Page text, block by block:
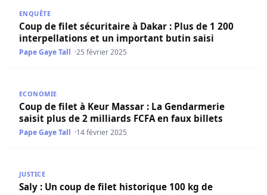
ENQUÊTE
Coup de filet sécuritaire à Dakar : Plus de 1 200
interpellations et un important butin saisi
Pape Gaye Tall 25 février 2025
ECONOMIE
Coup de filet à Keur Massar : La Gendarmerie
saisit plus de 2 milliards FCFA en faux billets
Pape Gaye Tall 14 février 2025
JUSTICE
Saly : Un coup de filet historique 100 kg de